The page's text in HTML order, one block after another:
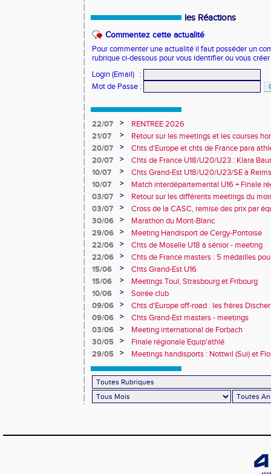
les Réactions
Commentez cette actualité
Pour commenter une actualité il faut posséder un
rubrique ci-dessous pour vous identifier ou vous
Login (Email)
:
Mot de Passe :
22/07 >
RENTREE 2026
21/07
>
Retour sur les meetings et les courses
20/07
>
Chts d'Europe et chts de France para
champion d'Europe et multiples
20/07 >
Chts de France U18/U20/U23 : Klara
10e
10/07 >
Chts Grand-Est U18/U20/U23/SE à
10/07
>
Match interdépartemental U16 + Finale
Obernai
03/07 >
Retour sur les différents meetings du
03/07
>
Cross de la CASC, remise des prix par
collèges
30/06 >
Marathon du Mont-Blanc
29/06
>
Meeting Handisport de Cergy-Pontoise
22/06
>
Chts de Moselle U18 à sénior - meeting
22/06
>
Chts de France masters : 5 médailles
15/06
>
Chts Grand-Est U16
15/06
>
Meetings Toul, Strasbourg et Fribourg
10/06
>
Soirée club
09/06
>
Chts d'Europe off-road : les frères
09/06
>
Chts Grand-Est masters - meetings
03/06
>
Meeting international de Forbach
30/05
>
Finale régionale Equip'athlé
29/05
> Meetings handisports : Nottwil (Sui) et